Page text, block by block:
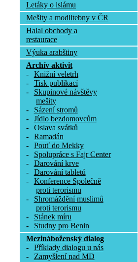
Letáky o islámu
Mešity a modlitebny v ČR
Halal obchody a
restaurace
Výuka arabštiny
Archív aktivit
-
Knižní veletrh
-
Tisk publikací
-
Skupinové návštěvy
mešity
-
Sázení stromů
-
Jídlo bezdomovcům
-
Oslava svátků
-
Ramadán
-
Pouť do Mekky
-
Spolupráce s Fajr Center
-
Darování krve
-
Darování tabletů
-
Konference Společně
proti terorismu
-
Shromáždění muslimů
proti terorismu
-
Stánek míru
-
Studny pro Benin
Mezináboženský dialog
-
Příklady dialogu u nás
-
Zamyšlení nad MD